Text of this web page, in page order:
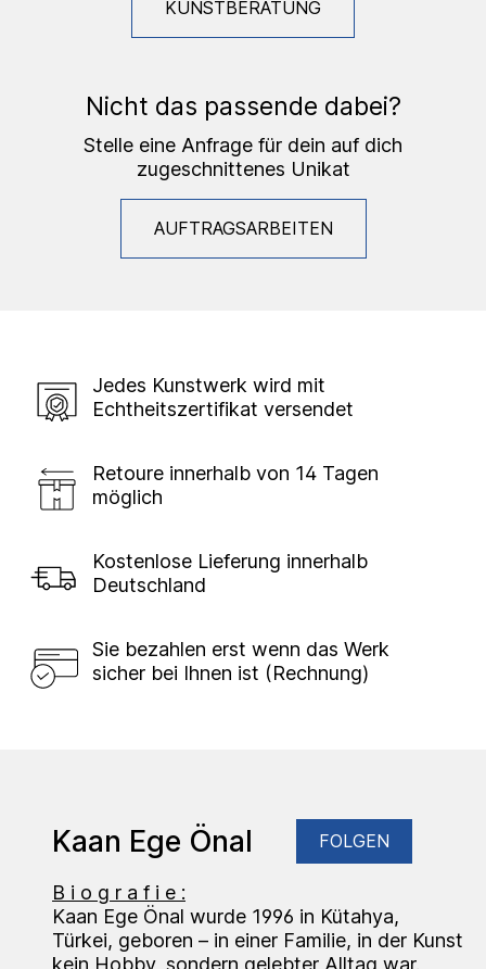
KUNSTBERATUNG
Nicht das passende dabei?
Stelle eine Anfrage für dein auf dich
zugeschnittenes Unikat
AUFTRAGSARBEITEN
Jedes Kunstwerk wird mit
Echtheitszertifikat versendet
Retoure innerhalb von 14 Tagen
möglich
Kostenlose Lieferung innerhalb
Deutschland
Sie bezahlen erst wenn das Werk
sicher bei Ihnen ist (Rechnung)
Kaan Ege Önal FOLGEN
B i o g r a f i e :
Kaan Ege Önal wurde 1996 in Kütahya,
Türkei, geboren – in einer Familie, in der Kunst
kein Hobby, sondern gelebter Alltag war.